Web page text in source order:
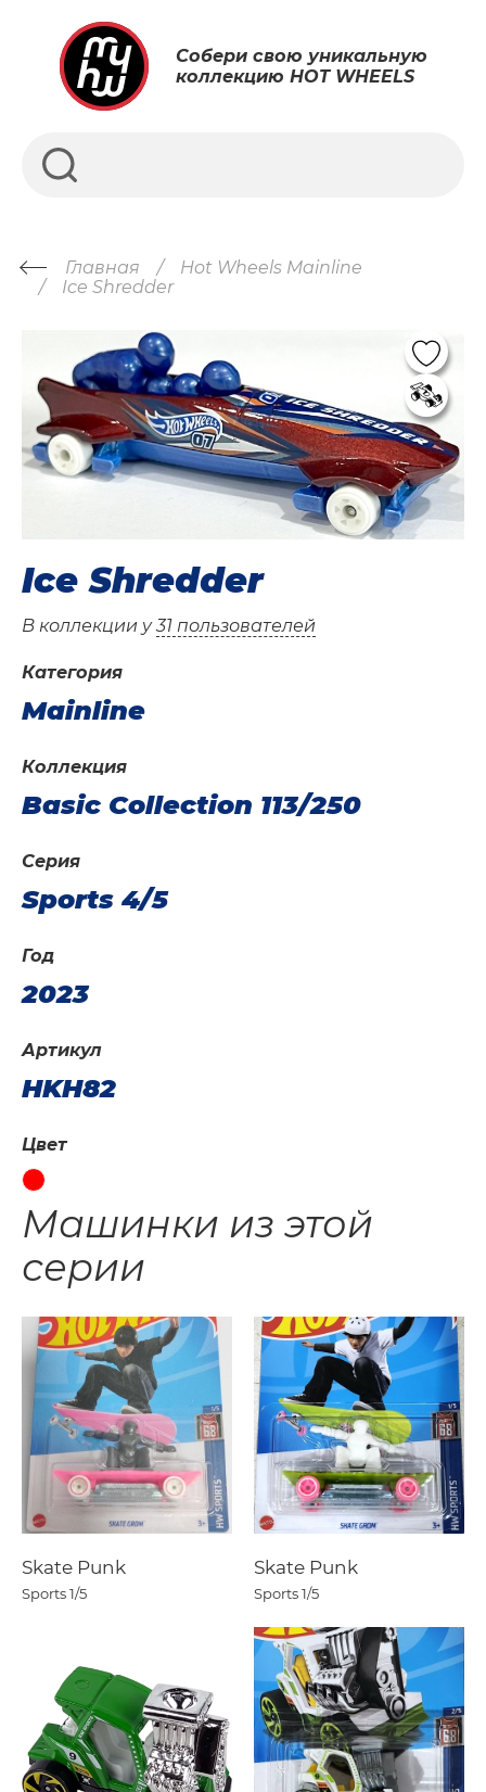
Собери свою уникальную
коллекцию HOT WHEELS
Главная
Hot Wheels Mainline
Ice Shredder
Ice Shredder
В коллекции у31 пользователей
Категория
Mainline
Год
2023
Коллекция
Basic Collection 113/250
Артикул
HKH82
Серия
Sports 4/5
Цвет
Машинки из этой
серии
Skate Punk
Sports1/5
Skate Punk
Sports1/5